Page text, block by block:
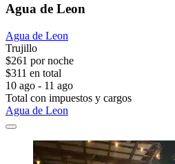
Agua de Leon
Agua de Leon
Trujillo
$261 por noche
$311 en total
10 ago - 11 ago
Total con impuestos y cargos
Agua de Leon